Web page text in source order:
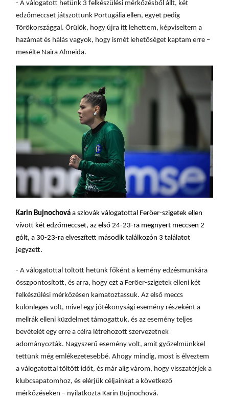
- A válogatott hetünk 3 felkészülési mérkőzésből állt, két
edzőmeccset játszottunk Portugália ellen, egyet pedig
Törökországgal. Örülök, hogy újra itt lehettem, képviseltem a
hazámat és hálás vagyok, hogy ismét lehetőséget kaptam erre –
mesélte Naira Almeida.
Karin Bujnochová a szlovák válogatottal Feröer-szigetek ellen
vívott két edzőmeccset, az első 24-23-ra megnyert meccsen 2
gólt, a 30-23-ra elveszített második találkozón 3 találatot
jegyzett.
- A válogatottal töltött hetünk főként a kemény edzésmunkára
összpontosított, és arra, hogy ezt a Feröer-szigetek elleni két
felkészülési mérkőzésen kamatoztassuk. Az első meccs
különleges volt, mivel egy jótékonysági esemény részeként a
mellrák elleni küzdelmet támogattuk, és az esemény teljes
bevételét egy erre a célra létrehozott szervezetnek
adományozták. Nagyszerű esemény volt, amit győzelmünkkel
tettünk még emlékezetesebbé. Ahogy mindig, most is élveztem
a válogatottal töltött időt, és már alig várom, hogy visszatérjek a
klubcsapatomhoz, és elérjük céljainkat a következő
mérkőzéseken – nyilatkozta Karin Bujnochová.